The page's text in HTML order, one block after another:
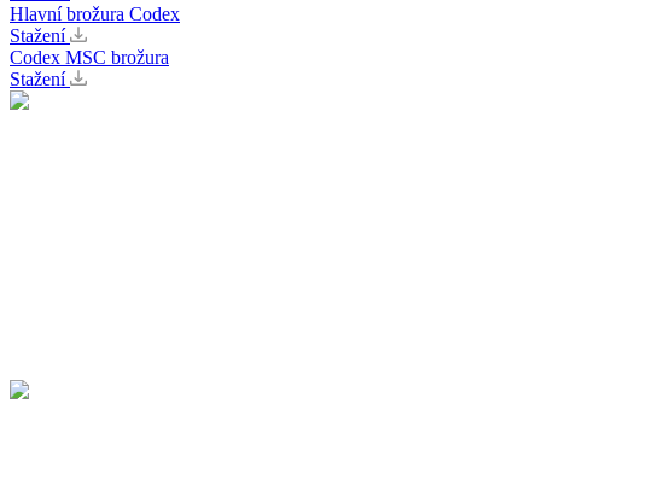
Hlavní brožura Codex
Stažení
Codex MSC brožura
Stažení